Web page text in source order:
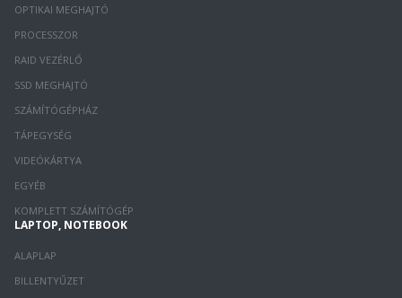
OPTIKAI MEGHAJTÓ
PROCESSZOR
RAID VEZÉRLŐ
SSD MEGHAJTÓ
SZÁMÍTÓGÉPHÁZ
TÁPEGYSÉG
VIDEÓKÁRTYA
EGYÉB
KOMPLETT SZÁMÍTÓGÉP
LAPTOP, NOTEBOOK
ALAPLAP
BILLENTYŰZET